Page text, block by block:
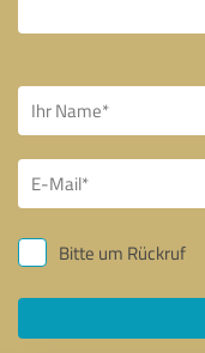
Bitte um Rückruf